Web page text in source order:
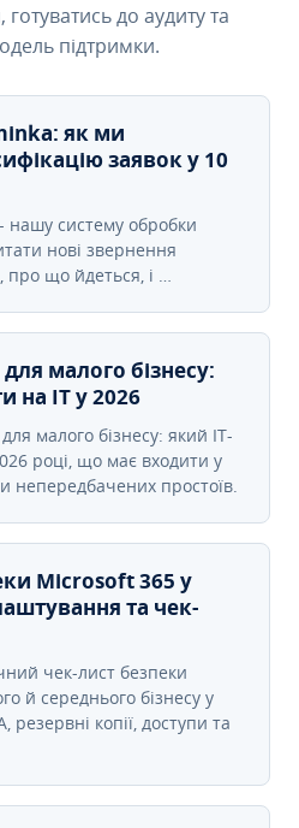
до аудиту та
підтримки.
як ми
заявок у 10
систему обробки
нові звернення
про що йдеться, і …
малого бізнесу:
на IT у 2026
малого бізнесу: який IT-
році, що має входити у
непередбачених простоїв.
Microsoft 365 у
та чек-
чек-лист безпеки
й середнього бізнесу у
резервні копії, доступи та